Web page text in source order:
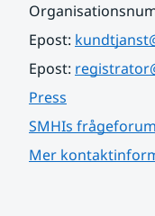
Epost:
Epost:
Press
SMHIs frågeforum
Mer